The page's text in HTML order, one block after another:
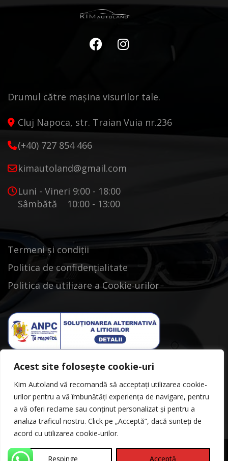
Acest site folosește cookie-uri
Kim Autoland vă recomandă să acceptați utilizarea cookie-
urilor pentru a vă îmbunătăți experiența de navigare, pentru
a vă oferi reclame sau conținut personalizat și pentru a
analiza traficul nostru. Click pe „Acceptă”, dacă sunteți de
acord cu utilizarea cookie-urilor.
Respinge Acceptă
Drumul către mașina visurilor tale.
Cluj Napoca, str. Traian Vuia nr.236
(+40) 727 854 466
kimautoland@gmail.com
Luni - Vineri 9:00 - 18:00
Sâmbătă 10:00 - 13:00
Termeni și condiții
Politica de confidențialitate
Politica de utilizare a Cookie-urilor